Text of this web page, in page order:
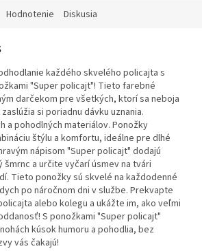
Hodnotenie Diskusia
každého skvelého policajta s
"Super policajt"! Tieto farebné
darčekom pre všetkých, ktorí sa neboja
si poriadnu dávku uznania.
a pohodlných materiálov. Ponožky
štýlu a komfortu, ideálne pre dlhé
nápisom "Super policajt" dodajú
šmrnc a určite vyčarí úsmev na tvári
Tieto ponožky sú skvelé na každodenné
po náročnom dni v službe. Prekvapte
alebo kolegu a ukážte im, ako veľmi
S ponožkami "Super policajt"
kúsok humoru a pohodlia, bez
vás čakajú!